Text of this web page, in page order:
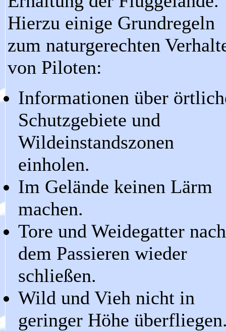
Hierzu einige Grundregeln
zum naturgerechten
von Piloten:
Informationen über
Schutzgebiete und
Wildeinstandszonen
einholen.
Im Gelände keinen Lärm
machen.
Tore und Weidegatter nach
dem Passieren wieder
schließen.
Wild und Vieh nicht in
geringer Höhe